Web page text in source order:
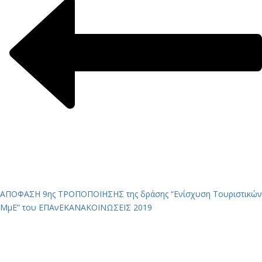
ΑΠΟΦΑΣΗ 9ης ΤΡΟΠΟΠΟΙΗΣΗΣ της δράσης “Ενίσχυση Τουριστικών
ΜμΕ” του ΕΠΑνΕΚΑΝΑΚΟΙΝΩΣΕΙΣ 2019